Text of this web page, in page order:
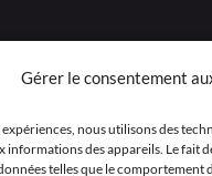
Gérer le consentement
nous utilisons des
informations des appareils. Le fait
telles que le comportement